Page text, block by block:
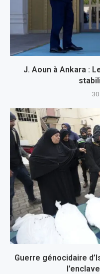
J. Aoun à Ankara :
Guerre génocidaire